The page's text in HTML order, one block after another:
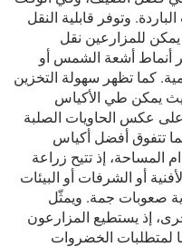
وتوفر قابلية النقل
يمكن للمزارعين نقل
أنماط أشعة الشمس أو
كما تظهر سهولة التخزين
يمكن طي الأكياس
عكس الحاويات الصلبة
تتفوق أفضل أكياس
المساحة، إذ تتيح زراعة
أو الشرفات أو البيئات
صعوبات جمة. ويمثّل
إذ يستطيع المزارعون
الخضروات